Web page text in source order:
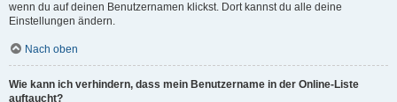
wenn du auf deinen Benutzernamen klickst. Dort kannst du alle deine
Einstellungen ändern.
Nach oben
Wie kann ich verhindern, dass mein Benutzername in der Online-Liste
auftaucht?